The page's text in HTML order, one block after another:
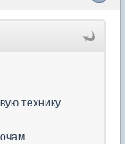
технику